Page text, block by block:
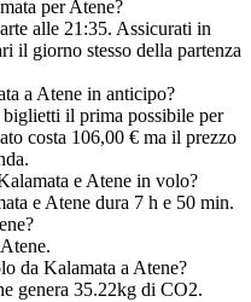
per Atene?
alle 21:35. Assicurati in
il giorno stesso della partenza
a Atene in anticipo?
il prima possibile per
costa 106,00 € ma il prezzo
e Atene in volo?
e Atene dura 7 h e 50 min.
da Kalamata a Atene?
genera 35.22kg di CO2.